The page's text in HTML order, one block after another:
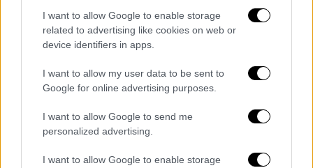
I want to allow Google to enable storage
related to advertising like cookies on web or
device identifiers in apps.
I want to allow my user data to be sent to
Google for online advertising purposes.
I want to allow Google to send me
personalized advertising.
I want to allow Google to enable storage
Αστεγοι 70.000 άνθρωποι
Ο Ντόριαν, που συνοδευόταν από ανέμους
ταχύτητας 320 χιλιομέτρων
τους ισχυρότερους κυκλώνες που έχουν
πλήξει ποτέ την Καραϊβική και προκάλεσε τη
χειρότερη καταστροφή στην ιστορία των